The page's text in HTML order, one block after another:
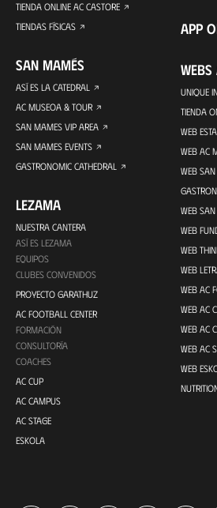
TIENDA ONLINE AC CASTORE
TIENDAS FÍSICAS
SAN MAMÉS
ASÍ ES LA CATEDRAL
AC MUSEOA & TOUR
SAN MAMES VIP AREA
SAN MAMES EVENTS
GASTRONOMIC CATHEDRAL
LEZAMA
NUESTRA CANTERA
ASÍ ES LEZAMA
EQUIPOS
CLUBES CONVENIDOS
PROYECTO GARATHUZ
AC FOOTBALL CENTER
FORMACIÓN
CONSULTORÍA
COACHES
AC CUP
AC CAMPUS
AC STAGE
ESKOLA
APP
WEBS
UNIQUE
TIENDA
WEB
WEB AC
WEB
WEB
WEB
WEB
WEB
WEB AC
WEB AC
WEB AC
WEB AC
WEB